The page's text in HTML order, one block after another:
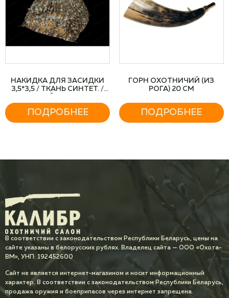
НАКИДКА ДЛЯ ЗАСИДКИ
3,5*3,5 / ТКАНЬ СИНТЕТ. /
ПОДРОБНЕЕ
ГОРН ОХОТНИЧИЙ (ИЗ
РОГА) 20 СМ
ПОДРОБНЕЕ
В соответствии с законодательством Республики Беларусь, цены на
сайте указаны в белорусских рублях. Владелец сайта — ООО «Охота-
ВМ», УНП: 192452600
Сайт не является интернет-магазином и носит информационный
характер. В соответствии с законодательством Республики Беларусь,
продажа оружия и боеприпасов через интернет запрещена.